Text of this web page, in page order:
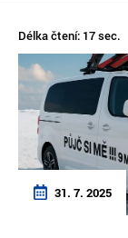
Délka čtení: 17 sec.
31. 7. 2025